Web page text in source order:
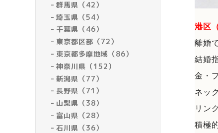
群馬県（42）
埼玉県（54）
千葉県（46）
東京都区部（72）
東京都多摩地域（86）
神奈川県（152）
新潟県（77）
長野県（71）
山梨県（38）
富山県（28）
石川県（36）
港区
離婚
結婚
金・
ネッ
リン
積極